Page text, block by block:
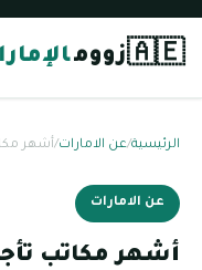
🇦🇪زووم
الرئيسية/عن الامارات/أشهر
عن الامارات
أشهر مكاتب